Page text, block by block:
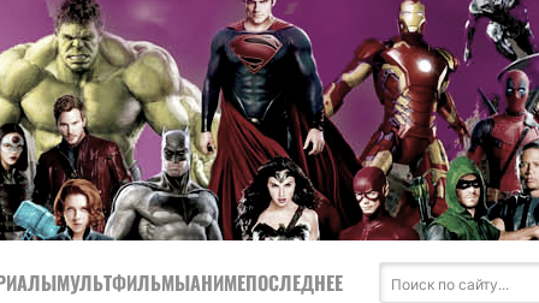
МУЛЬТФИЛЬМЫАНИМЕПОСЛЕДНЕЕ